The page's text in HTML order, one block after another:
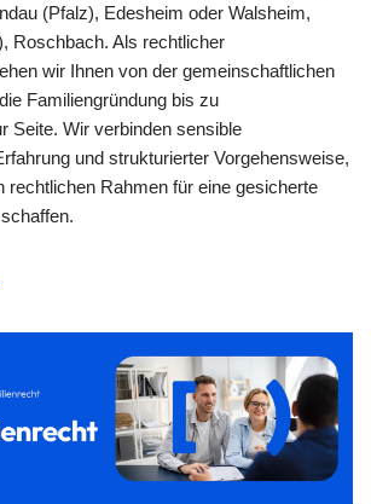
(Pfalz), Edesheim oder Walsheim,
Roschbach. Als rechtlicher
wir Ihnen von der gemeinschaftlichen
Familiengründung bis zu
Seite. Wir verbinden sensible
und strukturierter Vorgehensweise,
rechtlichen Rahmen für eine gesicherte